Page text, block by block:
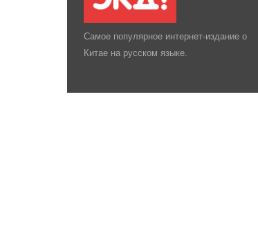
Самое популярное интернет-издание о
Китае на русском языке.